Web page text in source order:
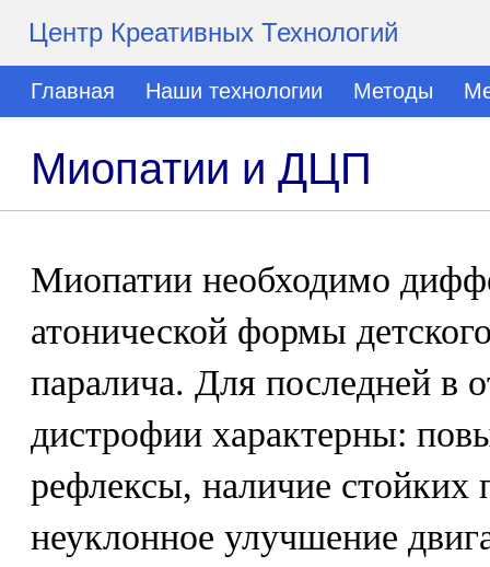
Центр Креативных Технологий
Главная Наши технологии Методы
Миопатии и ДЦП
Миопатии необходимо
атонической формы
паралича. Для последней в
дистрофии характерны:
рефлексы, наличие стойких
неуклонное улучшение